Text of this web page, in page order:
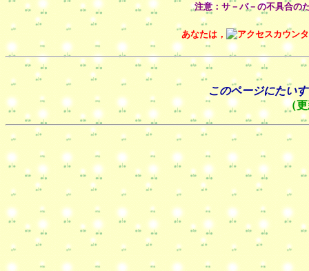
注意：サ－バ－の不具合の
あなたは，
このページにたい
（更